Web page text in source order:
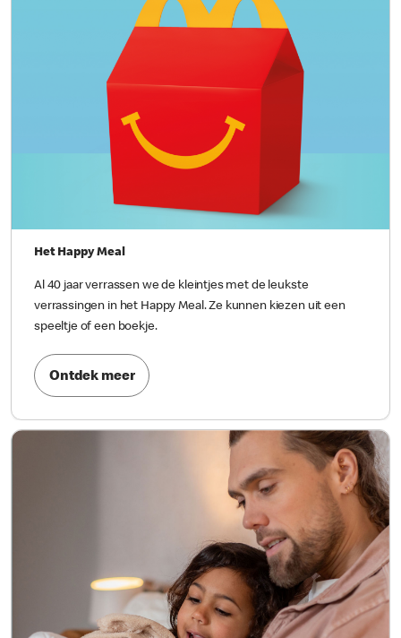
Het Happy Meal
Al 40 jaar verrassen we de kleintjes met de leukste
verrassingen in het Happy Meal. Ze kunnen kiezen uit een
speeltje of een boekje.
Ontdek meer